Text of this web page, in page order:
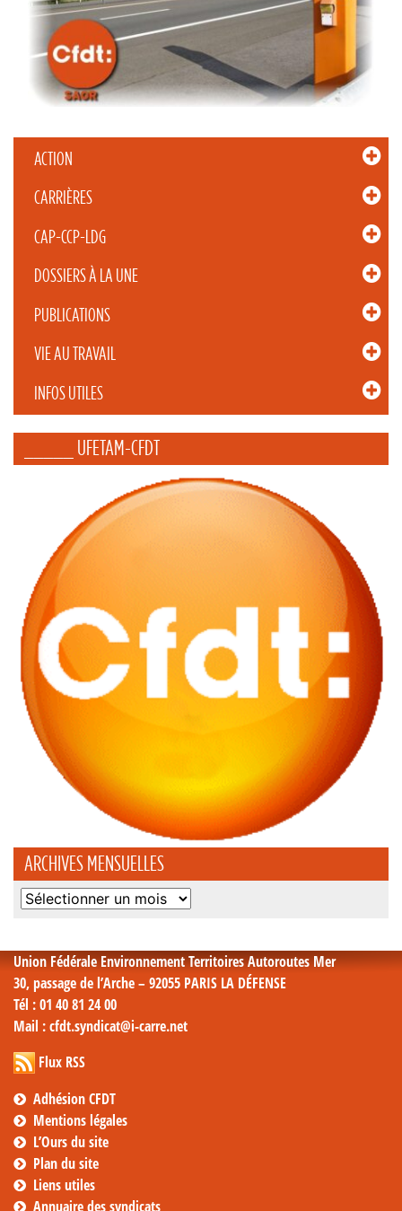
ACTION
CARRIÈRES
CAP-CCP-LDG
DOSSIERS À LA UNE
PUBLICATIONS
VIE AU TRAVAIL
INFOS UTILES
_____ UFETAM-CFDT
ARCHIVES MENSUELLES
Archives
Union Fédérale Environnement Territoires Autoroutes Mer
30, passage de l’Arche – 92055 PARIS LA DÉFENSE
Tél : 01 40 81 24 00
Mail : cfdt.syndicat@i-carre.net
Flux RSS
Adhésion CFDT
Mentions légales
L’Ours du site
Plan du site
Liens utiles
Annuaire des syndicats